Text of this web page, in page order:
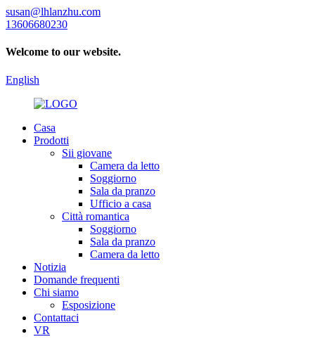
susan@lhlanzhu.com
13606680230
Welcome to our website.
English
Casa
Prodotti
Sii giovane
Camera da letto
Soggiorno
Sala da pranzo
Ufficio a casa
Città romantica
Soggiorno
Sala da pranzo
Camera da letto
Notizia
Domande frequenti
Chi siamo
Esposizione
Contattaci
VR